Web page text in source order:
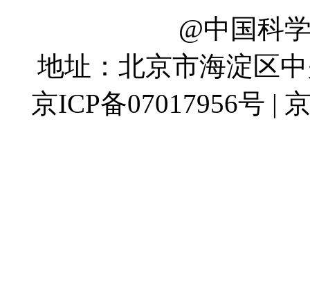
@中国科
地址：北京市海淀区
京ICP备07017956号 |